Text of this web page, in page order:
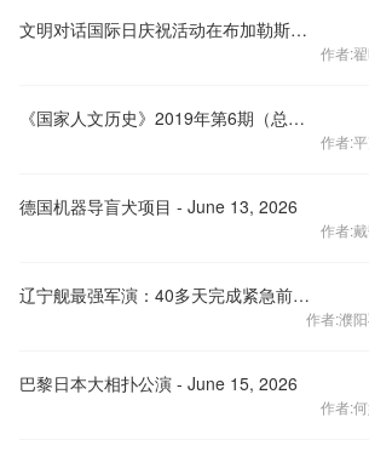
文明对话国际日庆祝活动在布加勒斯特举办
作者:
《国家人文历史》2019年第6期（总第222期）封面及目录
作者:
德国机器导盲犬项目 - June 13, 2026
作者:
辽宁舰最强军演：40多天完成紧急前出西太，掩护登陆作战全流程？
作者:濮
巴黎日本大相扑公演 - June 15, 2026
作者: